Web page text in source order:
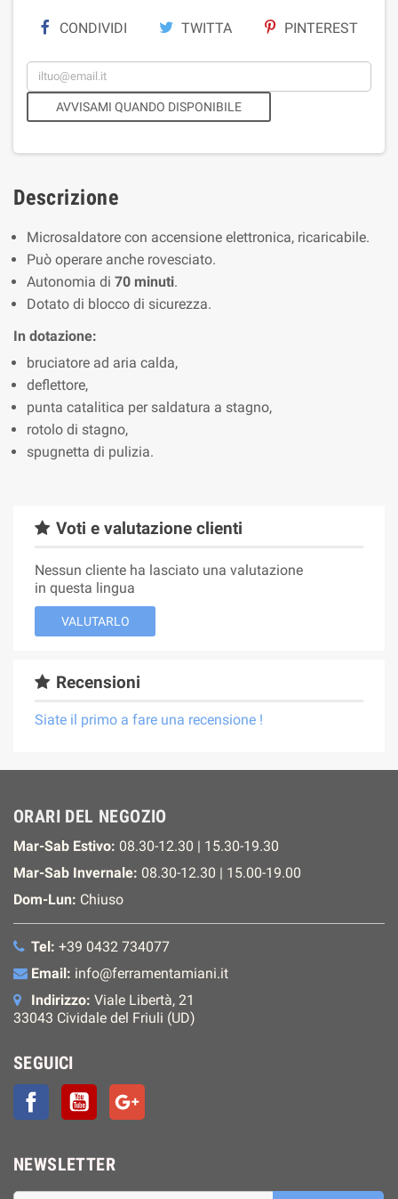
CONDIVIDI TWITTA PINTEREST
AVVISAMI QUANDO DISPONIBILE
Descrizione
Microsaldatore con accensione elettronica, ricaricabile.
Può operare anche rovesciato.
Autonomia di 70 minuti.
Dotato di blocco di sicurezza.
In dotazione:
bruciatore ad aria calda,
deflettore,
punta catalitica per saldatura a stagno,
rotolo di stagno,
spugnetta di pulizia.
Voti e valutazione clienti
Nessun cliente ha lasciato una valutazione
in questa lingua
VALUTARLO
Recensioni
Siate il primo a fare una recensione !
ORARI DEL NEGOZIO
Mar-Sab Estivo: 08.30-12.30 | 15.30-19.30
Mar-Sab Invernale: 08.30-12.30 | 15.00-19.00
Dom-Lun: Chiuso
Tel: +39 0432 734077
Email: info@ferramentamiani.it
Indirizzo: Viale Libertà, 21
33043 Cividale del Friuli (UD)
SEGUICI
FacebookYouTube
NEWSLETTER